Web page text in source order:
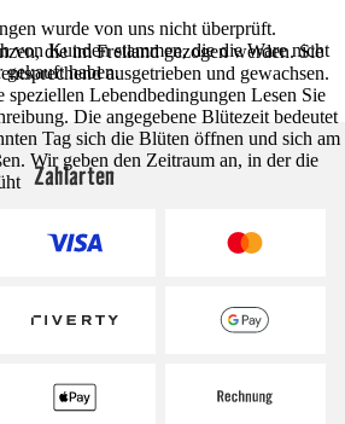
die im Freiland gezogen werden. Sie
ausgetrieben und gewachsen.
speziellen Lebendbedingungen Lesen Sie
Die angegebene Blütezeit bedeutet
Tag sich die Blüten öffnen und sich am
Wir geben den Zeitraum an, in der die
wurde von uns nicht überprüft.
von Kunden stammen, die die Ware nicht
haben.
Zahlarten